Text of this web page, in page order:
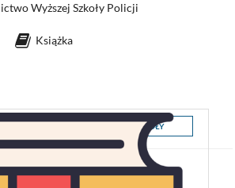
Wyższej Szkoły Policji
Książka
SZCZEGÓŁY